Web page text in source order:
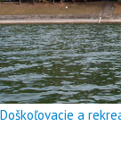
Doškoľovacie a